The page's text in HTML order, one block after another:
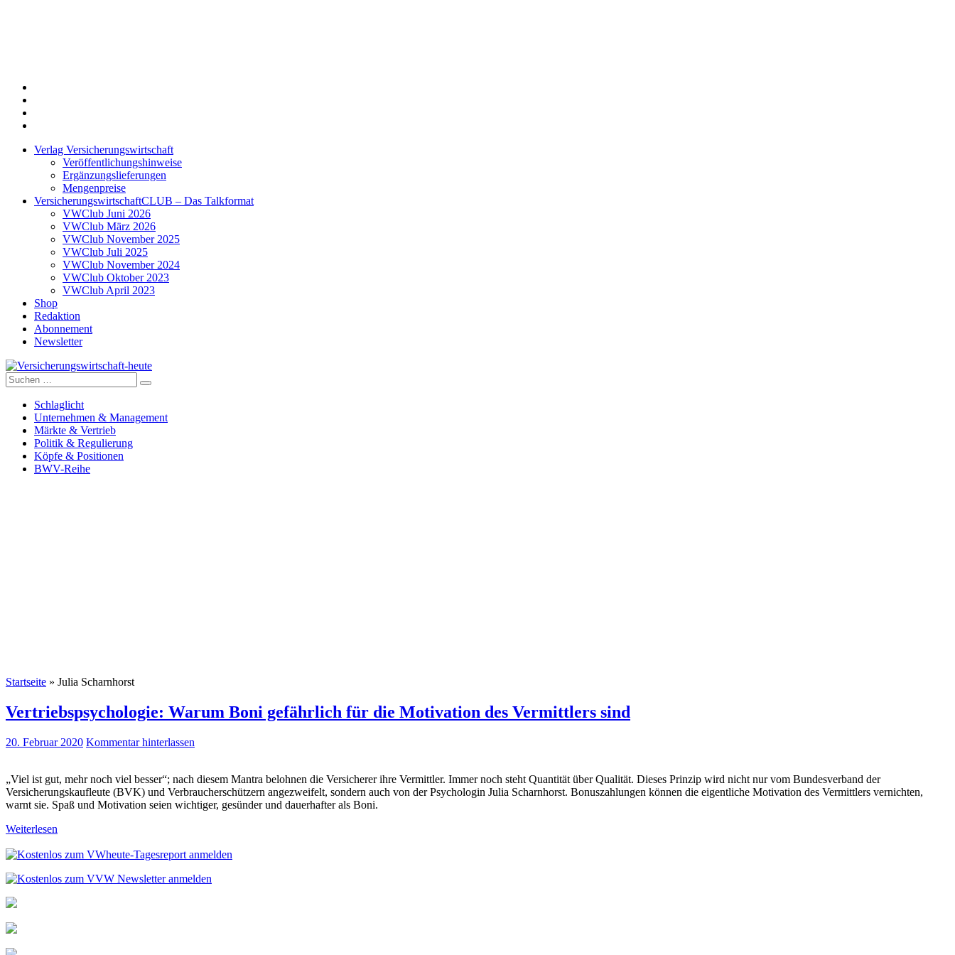
Verlag Versicherungswirtschaft
Veröffentlichungshinweise
Ergänzungslieferungen
Mengenpreise
VersicherungswirtschaftCLUB – Das Talkformat
VWClub Juni 2026
VWClub März 2026
VWClub November 2025
VWClub Juli 2025
VWClub November 2024
VWClub Oktober 2023
VWClub April 2023
Shop
Redaktion
Abonnement
Newsletter
Versicherungswirtschaft-heute
Suche
nach:
Schlaglicht
Unternehmen & Management
Märkte & Vertrieb
Politik & Regulierung
Köpfe & Positionen
BWV-Reihe
Startseite » Julia Scharnhorst
Vertriebspsychologie: Warum Boni gefährlich für die Motivation des Vermittlers sind
20. Februar 2020 Kommentar hinterlassen
„Viel ist gut, mehr noch viel besser“; nach diesem Mantra belohnen die Versicherer ihre Vermittler. Immer noch steht Quantität über Qualität. Dieses Prinzip wird nicht nur vom Bundesverband der
Versicherungskaufleute (BVK) und Verbraucherschützern angezweifelt, sondern auch von der Psychologin Julia Scharnhorst. Bonuszahlungen können die eigentliche Motivation des Vermittlers vernichten,
warnt sie. Spaß und Motivation seien wichtiger, gesünder und dauerhafter als Boni.
Weiterlesen